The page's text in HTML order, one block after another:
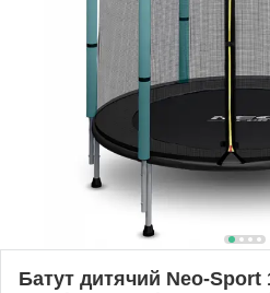
Батут дитячий Neo-Sport